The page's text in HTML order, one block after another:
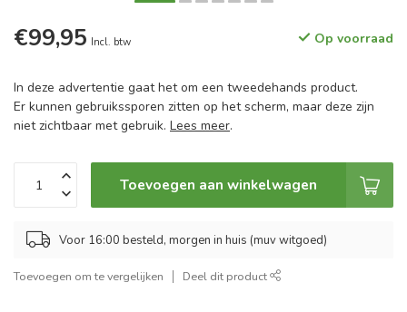
€99,95 Incl. btw Op voorraad
In deze advertentie gaat het om een tweedehands product.
Er kunnen gebruikssporen zitten op het scherm, maar deze zijn
niet zichtbaar met gebruik. Lees meer.
Toevoegen aan winkelwagen
Voor 16:00 besteld, morgen in huis (muv witgoed)
Toevoegen om te vergelijken Deel dit product